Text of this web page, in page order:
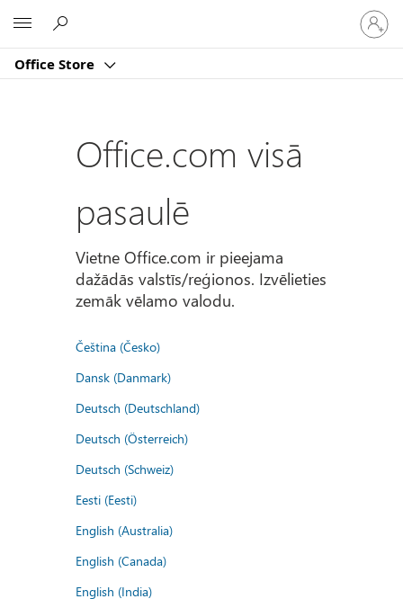
Office Store
savā
kontā
Office.com visā
pasaulē
Vietne Office.com ir pieejama
dažādās valstīs/reģionos. Izvēlieties
zemāk vēlamo valodu.
Čeština (Česko)
Dansk (Danmark)
Deutsch (Deutschland)
Deutsch (Österreich)
Deutsch (Schweiz)
Eesti (Eesti)
English (Australia)
English (Canada)
English (India)